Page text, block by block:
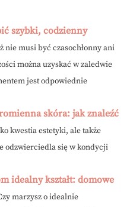
szybki, codzienny
nie musi być czasochłonny ani
można uzyskać w zaledwie
jest odpowiednie
skóra: jak znaleźć
kwestia estetyki, ale także
odzwierciedla się w kondycji
idealny kształt: domowe
marzysz o idealnie